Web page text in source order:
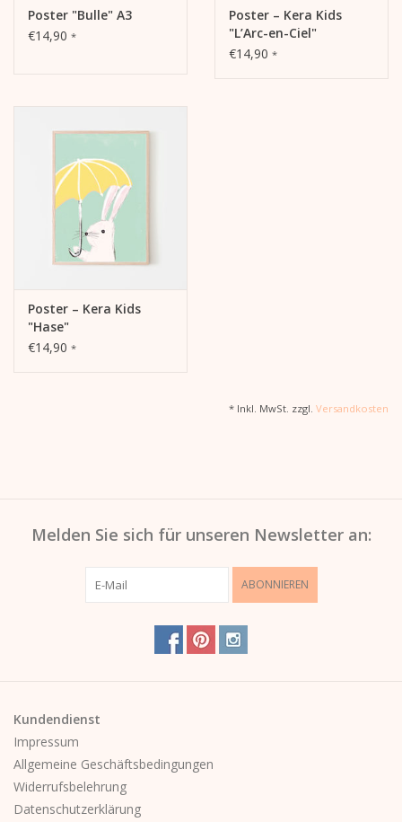
Poster "Bulle" A3
€14,90 *
Poster – Kera Kids
"L’Arc-en-Ciel"
€14,90 *
Poster – Kera Kids
"Hase"
€14,90 *
* Inkl. MwSt. zzgl. Versandkosten
Melden Sie sich für unseren Newsletter an:
ABONNIEREN
Kundendienst
Impressum
Allgemeine Geschäftsbedingungen
Widerrufsbelehrung
Datenschutzerklärung